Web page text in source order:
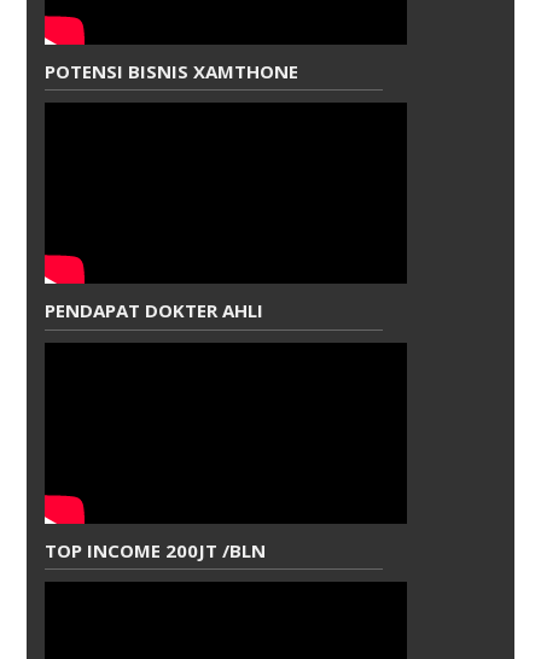
POTENSI BISNIS XAMTHONE
PENDAPAT DOKTER AHLI
TOP INCOME 200JT /BLN